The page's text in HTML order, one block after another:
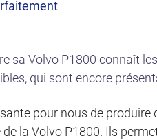
sa Volvo P1800 connaît
qui sont encore
pour nous de
la Volvo P1800. Ils